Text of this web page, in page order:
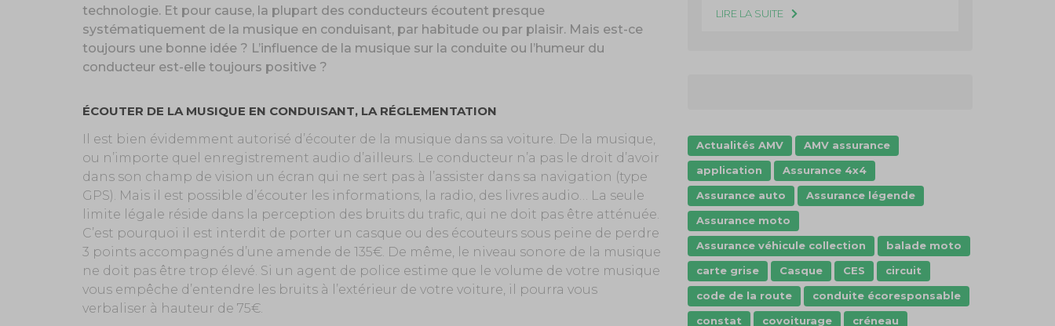
technologie. Et pour cause, la plupart des conducteurs écoutent presque
systématiquement de la musique en conduisant, par habitude ou par plaisir. Mais est-ce
toujours une bonne idée ? L’influence de la musique sur la conduite ou l’humeur du
conducteur est-elle toujours positive ?
ÉCOUTER DE LA MUSIQUE EN CONDUISANT, LA RÉGLEMENTATION
Il est bien évidemment autorisé d’écouter de la musique dans sa voiture. De la musique,
ou n’importe quel enregistrement audio d’ailleurs. Le conducteur n’a pas le droit d’avoir
dans son champ de vision un écran qui ne sert pas à l’assister dans sa navigation (type
GPS). Mais il est possible d’écouter les informations, la radio, des livres audio… La seule
limite légale réside dans la perception des bruits du trafic, qui ne doit pas être atténuée.
C’est pourquoi il est interdit de porter un casque ou des écouteurs sous peine de perdre
3 points accompagnés d’une amende de 135€. De même, le niveau sonore de la musique
ne doit pas être trop élevé. Si un agent de police estime que le volume de votre musique
vous empêche d’entendre les bruits à l’extérieur de votre voiture, il pourra vous
verbaliser à hauteur de 75€.
LIRE LA SUITE
Actualités AMV
AMV assurance
application
Assurance 4x4
Assurance auto
Assurance légende
Assurance moto
Assurance véhicule collection
balade moto
carte grise
Casque CES
circuit
code de la route
conduite écoresponsable
constat
covoiturage
créneau